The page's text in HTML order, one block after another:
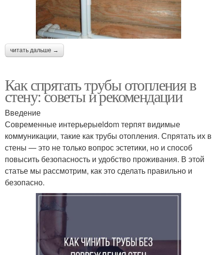
читать дальше →
Как спрятать трубы отопления в
стену: советы и рекомендации
Введение
Современные интерьерыeldom терпят видимые
коммуникации, такие как трубы отопления. Спрятать их в
стены — это не только вопрос эстетики, но и способ
повысить безопасность и удобство проживания. В этой
статье мы рассмотрим, как это сделать правильно и
безопасно.